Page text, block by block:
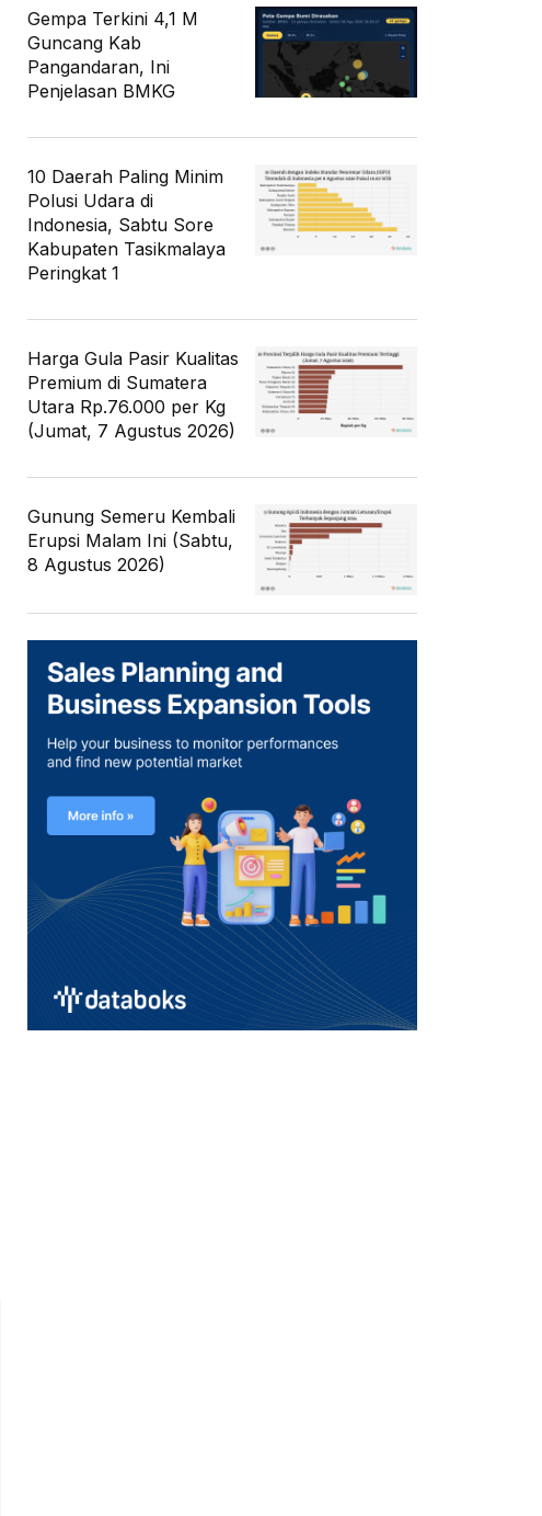
Gempa Terkini 4,1 M
Guncang Kab
Pangandaran, Ini
Penjelasan BMKG
10 Daerah Paling Minim
Polusi Udara di
Indonesia, Sabtu Sore
Kabupaten Tasikmalaya
Peringkat 1
Harga Gula Pasir Kualitas
Premium di Sumatera
Utara Rp.76.000 per Kg
(Jumat, 7 Agustus 2026)
Gunung Semeru Kembali
Erupsi Malam Ini (Sabtu,
8 Agustus 2026)